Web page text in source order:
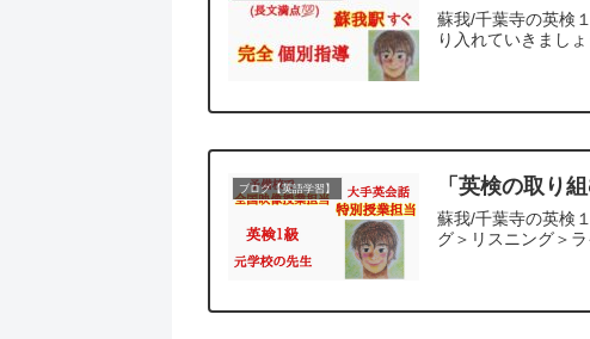
蘇我/千葉寺の英検
り入れていきまし
ブログ【英語学習】 「英検の取り
蘇我/千葉寺の英検
グ＞リスニング＞